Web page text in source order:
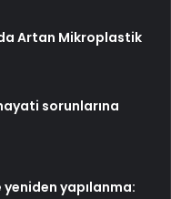
Artan Mikroplastik
sorunlarına
yapılanma: